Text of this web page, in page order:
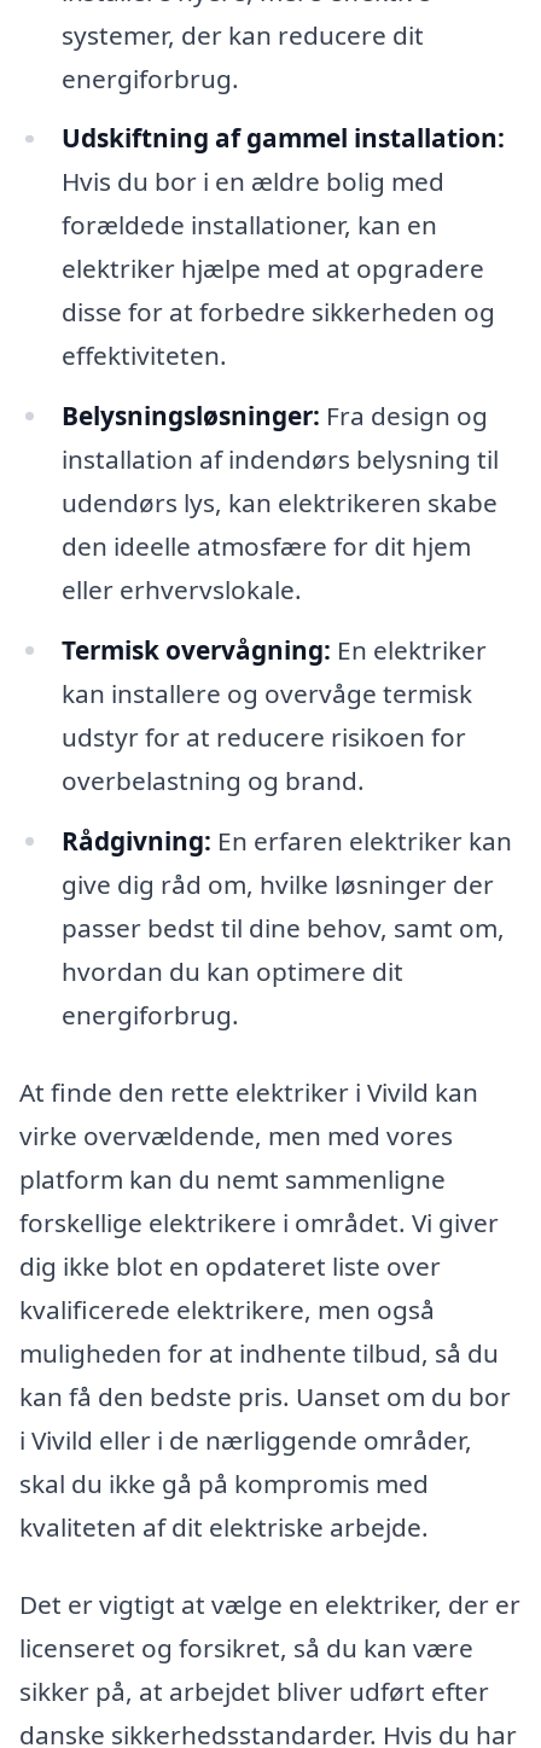
systemer, der kan reducere dit
energiforbrug.
Udskiftning af gammel installation:
Hvis du bor i en ældre bolig med
forældede installationer, kan en
elektriker hjælpe med at opgradere
disse for at forbedre sikkerheden og
effektiviteten.
Belysningsløsninger: Fra design og
installation af indendørs belysning til
udendørs lys, kan elektrikeren skabe
den ideelle atmosfære for dit hjem
eller erhvervslokale.
Termisk overvågning: En elektriker
kan installere og overvåge termisk
udstyr for at reducere risikoen for
overbelastning og brand.
Rådgivning: En erfaren elektriker kan
give dig råd om, hvilke løsninger der
passer bedst til dine behov, samt om,
hvordan du kan optimere dit
energiforbrug.
At finde den rette elektriker i Vivild kan
virke overvældende, men med vores
platform kan du nemt sammenligne
forskellige elektrikere i området. Vi giver
dig ikke blot en opdateret liste over
kvalificerede elektrikere, men også
muligheden for at indhente tilbud, så du
kan få den bedste pris. Uanset om du bor
i Vivild eller i de nærliggende områder,
skal du ikke gå på kompromis med
kvaliteten af dit elektriske arbejde.
Det er vigtigt at vælge en elektriker, der er
licenseret og forsikret, så du kan være
sikker på, at arbejdet bliver udført efter
danske sikkerhedsstandarder. Hvis du har